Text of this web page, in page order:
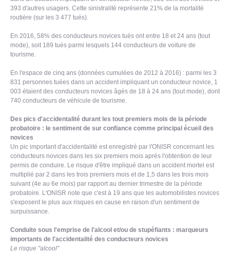
393 d'autres usagers. Cette sinistralité représente 21% de la mortalité
routière (sur les 3 477 tués).
En 2016, 58% des conducteurs novices tués ont entre 18 et 24 ans (tout
mode), soit 189 tués parmi lesquels 144 conducteurs de voiture de
tourisme.
En l'espace de cinq ans (données cumulées de 2012 à 2016) : parmi les 3
831 personnes tuées dans un accident impliquant un conducteur novice, 1
003 étaient des conducteurs novices âgés de 18 à 24 ans (tout mode), dont
740 conducteurs de véhicule de tourisme.
Des pics d'accidentalité durant les tout premiers mois de la période
probatoire : le sentiment de sur confiance comme principal écueil des
novices
Un pic important d'accidentalité est enregistré par l'ONISR concernant les
conducteurs novices dans les six premiers mois après l'obtention de leur
permis de conduire. Le risque d'être impliqué dans un accident mortel est
multiplié par 2 dans les trois premiers mois et de 1,5 dans les trois mois
suivant (4e au 6e mois) par rapport au dernier trimestre de la période
probatoire. L'ONISR note que c'est à 19 ans que les automobilistes novices
s'exposent le plus aux risques en cause en raison d'un sentiment de
surpuissance.
Conduite sous l'emprise de l'alcool et/ou de stupéfiants : marqueurs
importants de l'accidentalité des conducteurs novices
Le risque "alcool"